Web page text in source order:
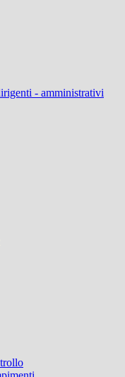
- amministrativi